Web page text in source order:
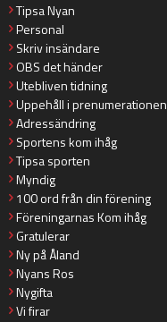
Tipsa Nyan
Personal
Skriv insändare
OBS det händer
Utebliven tidning
Uppehåll i prenumerationen
Adressändring
Sportens kom ihåg
Tipsa sporten
Myndig
100 ord från din förening
Föreningarnas Kom ihåg
Gratulerar
Ny på Åland
Nyans Ros
Nygifta
Vi firar